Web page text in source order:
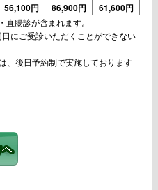
56,100円 86,900円 61,600円
腸診が含まれます。
ご受診いただくことができない
後日予約制で実施しております